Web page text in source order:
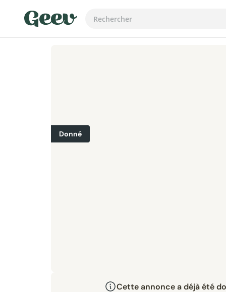
Donné
Cette annonce a déjà été